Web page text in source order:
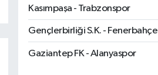
Kasımpaşa - Trabzonspor
Gençlerbirliği S.K. - Fenerbahçe
Gaziantep FK - Alanyaspor